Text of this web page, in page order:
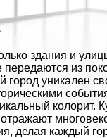
здания и
передаются из
город уникален
колорит.
делая каждый